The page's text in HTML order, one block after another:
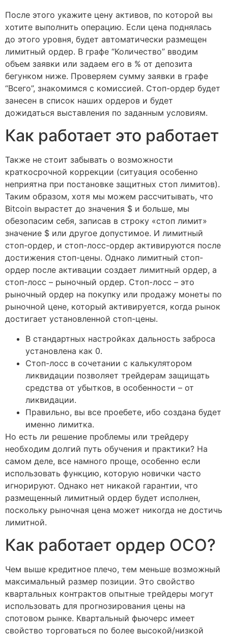
После этого укажите цену активов, по которой вы
хотите выполнить операцию. Если цена поднялась
до этого уровня, будет автоматически размещен
лимитный ордер. В графе “Количество” вводим
объем заявки или задаем его в % от депозита
бегунком ниже. Проверяем сумму заявки в графе
“Всего”, знакомимся с комиссией. Стоп-ордер будет
занесен в список наших ордеров и будет
дожидаться выставления по заданным условиям.
Как работает это работает
Также не стоит забывать о возможности
краткосрочной коррекции (ситуация особенно
неприятна при постановке защитных стоп лимитов).
Таким образом, хотя мы можем рассчитывать, что
Bitcoin вырастет до значения $ и больше, мы
обезопасим себя, записав в строку «стоп лимит»
значение $ или другое допустимое. И лимитный
стоп-ордер, и стоп-лосс-ордер активируются после
достижения стоп-цены. Однако лимитный стоп-
ордер после активации создает лимитный ордер, а
стоп-лосс – рыночный ордер. Стоп-лосс – это
рыночный ордер на покупку или продажу монеты по
рыночной цене, который активируется, когда рынок
достигает установленной стоп-цены.
В стандартных настройках дальность заброса
установлена как 0.
Стоп-лосс в сочетании с калькулятором
ликвидации позволяет трейдерам защищать
средства от убытков, в особенности – от
ликвидации.
Правильно, вы все проебете, ибо создана будет
именно лимитка.
Но есть ли решение проблемы или трейдеру
необходим долгий путь обучения и практики? На
самом деле, все намного проще, особенно если
использовать функцию, которую новички часто
игнорируют. Однако нет никакой гарантии, что
размещенный лимитный ордер будет исполнен,
поскольку рыночная цена может никогда не достичь
лимитной.
Как работает ордер OCO?
Чем выше кредитное плечо, тем меньше возможный
максимальный размер позиции. Это свойство
квартальных контрактов опытные трейдеры могут
использовать для прогнозирования цены на
спотовом рынке. Квартальный фьючерс имеет
свойство торговаться по более высокой/низкой